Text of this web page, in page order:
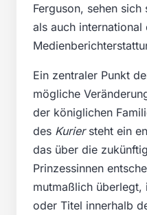
Ferguson, sehen
als auch international
Ein zentraler Punkt
mögliche
der königlichen
des Kuriersteht ein
das über die
Prinzessinnen
mutmaßlich
oder Titel innerhalb